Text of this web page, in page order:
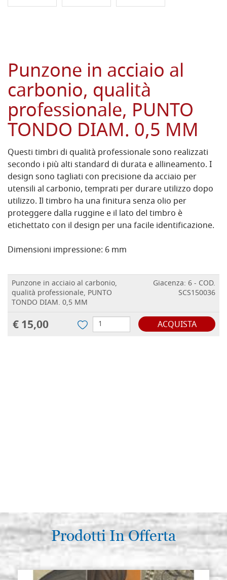
Punzone in acciaio al
carbonio, qualità
professionale, PUNTO
TONDO DIAM. 0,5 MM
Questi timbri di qualità professionale sono realizzati
secondo i più alti standard di durata e allineamento. I
design sono tagliati con precisione da acciaio per
utensili al carbonio, temprati per durare utilizzo dopo
utilizzo. Il timbro ha una finitura senza olio per
proteggere dalla ruggine e il lato del timbro è
etichettato con il design per una facile identificazione.
Dimensioni impressione: 6 mm
Punzone in acciaio al carbonio,
qualità professionale, PUNTO
TONDO DIAM. 0,5 MM
Giacenza: 6 - COD.
SCS150036
€ 15,00 ACQUISTA
Prodotti In Offerta